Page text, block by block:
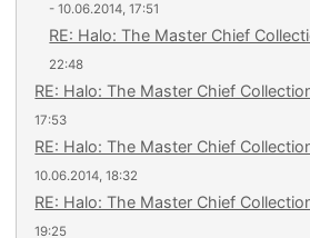
- 10.06.2014, 17:51
RE: Halo: The Master Chief
22:48
RE: Halo: The Master Chief
17:53
RE: Halo: The Master Chief
10.06.2014, 18:32
RE: Halo: The Master Chief
19:25